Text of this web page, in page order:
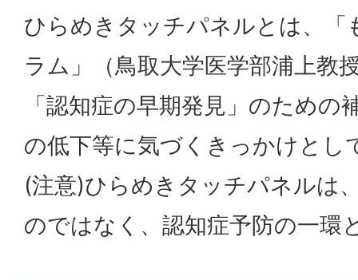
ひらめきタッチパネルとは、「
ラム」（鳥取大学医学部浦上教
「認知症の早期発見」のための
の低下等に気づくきっかけとし
(注意)ひらめきタッチパネルは
のではなく、認知症予防の一環